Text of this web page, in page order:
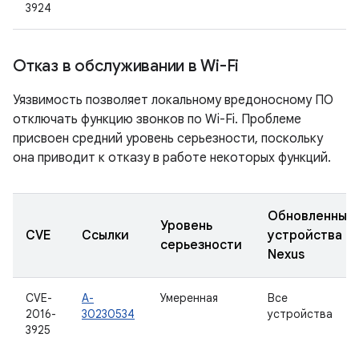
3924
Отказ в обслуживании в Wi-Fi
Уязвимость позволяет локальному вредоносному ПО
отключать функцию звонков по Wi-Fi. Проблеме
присвоен средний уровень серьезности, поскольку
она приводит к отказу в работе некоторых функций.
CVE Ссылки
Уровень
серьезности
Обновленные
устройства
Nexus
CVE-
2016-
3925
A-
30230534
Умеренная
Все
устройства